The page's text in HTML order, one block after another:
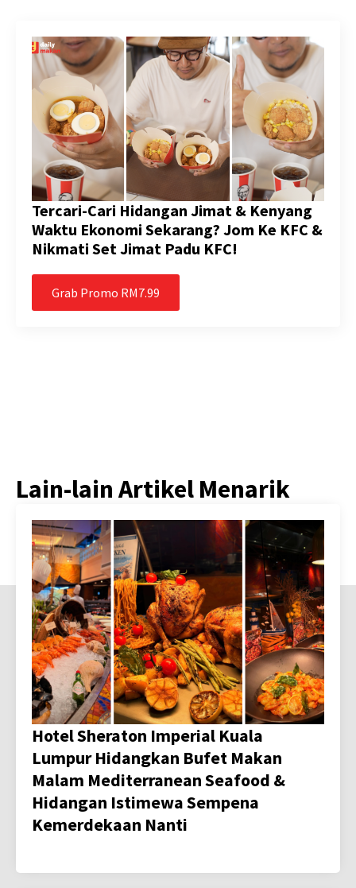
Tercari-Cari Hidangan Jimat & Kenyang
Waktu Ekonomi Sekarang? Jom Ke KFC &
Nikmati Set Jimat Padu KFC!
Grab Promo RM7.99
Lain-lain Artikel Menarik
Hotel Sheraton Imperial Kuala
Lumpur Hidangkan Bufet Makan
Malam Mediterranean Seafood &
Hidangan Istimewa Sempena
Kemerdekaan Nanti